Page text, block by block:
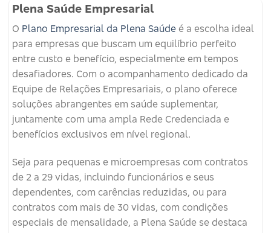
Plena Saúde Empresarial
O Plano Empresarial da Plena Saúde é a escolha ideal
para empresas que buscam um equilíbrio perfeito
entre custo e benefício, especialmente em tempos
desafiadores. Com o acompanhamento dedicado da
Equipe de Relações Empresariais, o plano oferece
soluções abrangentes em saúde suplementar,
juntamente com uma ampla Rede Credenciada e
benefícios exclusivos em nível regional.
Seja para pequenas e microempresas com contratos
de 2 a 29 vidas, incluindo funcionários e seus
dependentes, com carências reduzidas, ou para
contratos com mais de 30 vidas, com condições
especiais de mensalidade, a Plena Saúde se destaca